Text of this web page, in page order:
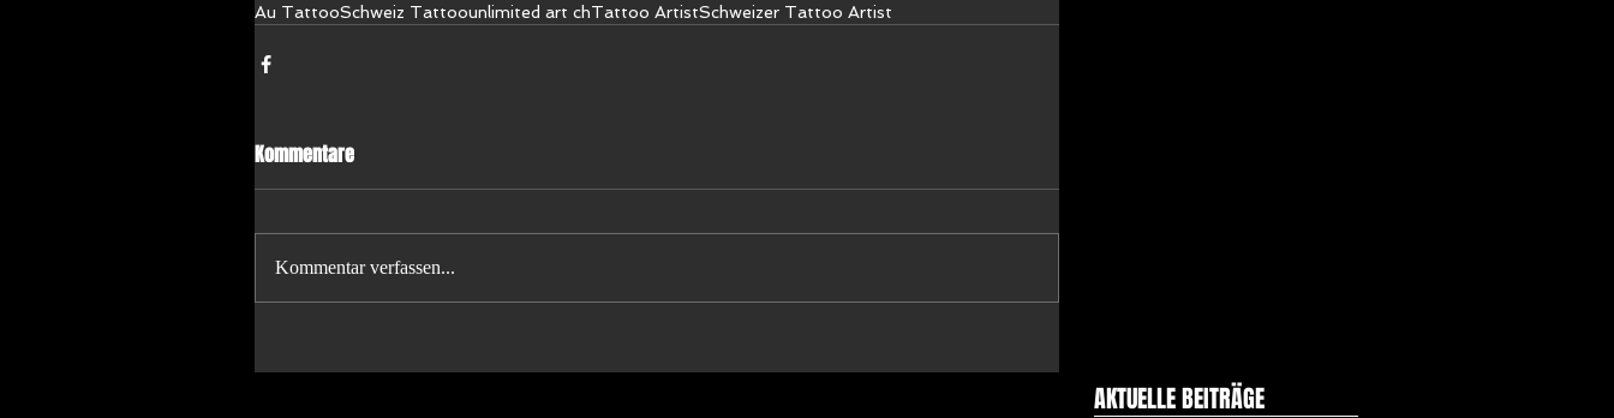
Au TattooSchweiz Tattoounlimited art chTattoo ArtistSchweizer Tattoo Artist
Kommentare
Kommentar verfassen...
AKTUELLE BEITRÄGE